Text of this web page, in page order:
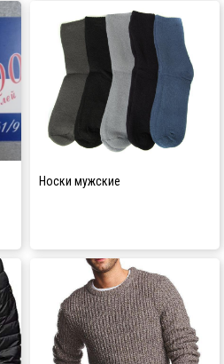
Ишим
Носки мужские